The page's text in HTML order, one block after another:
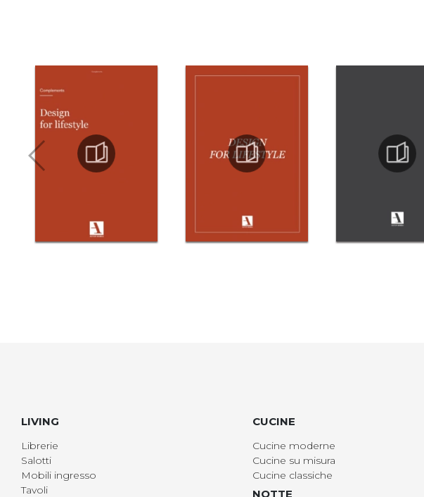
LIVING
Librerie
Salotti
Mobili ingresso
Tavoli
CUCINE
Cucine moderne
Cucine su misura
Cucine classiche
NOTTE